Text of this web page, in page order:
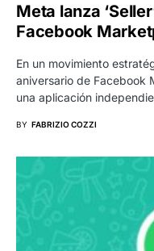
Meta lanza
Facebook
En un movimiento
aniversario de Facebook
una aplicación
BY FABRIZIO COZZI